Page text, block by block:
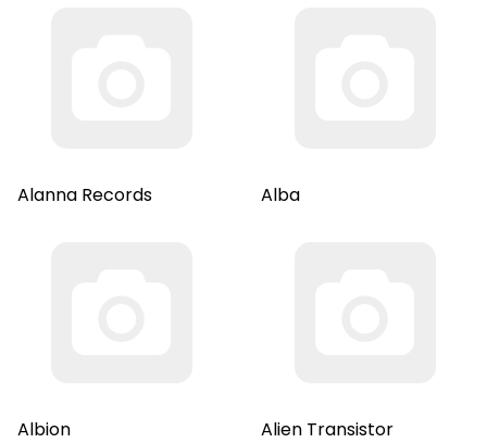
Alanna Records Alba
Albion Alien Transistor